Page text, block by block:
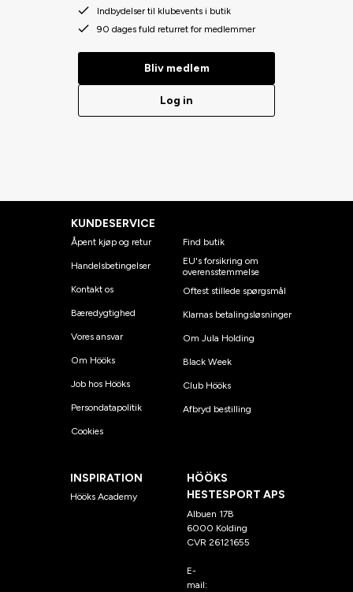
Indbydelser til klubevents i butik
90 dages fuld returret for medlemmer
Bliv medlem
Log in
KUNDESERVICE
Åpent kjøp og retur
Handelsbetingelser
Kontakt os
Bæredygtighed
Vores ansvar
Om Hööks
Job hos Hööks
Persondatapolitik
Cookies
Find butik
EU's forsikring om
overensstemmelse
Oftest stillede spørgsmål
Klarnas betalingsløsninger
Om Jula Holding
Black Week
Club Hööks
Afbryd bestilling
INSPIRATION
Hööks Academy
HÖÖKS
HESTESPORT APS
Albuen 17B
6000 Kolding
CVR 26121655
E-
mail: